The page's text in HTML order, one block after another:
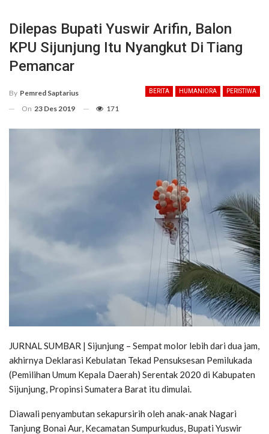
Dilepas Bupati Yuswir Arifin, Balon
KPU Sijunjung Itu Nyangkut Di Tiang
Pemancar
BERITA HUMANIORA PERISTIWA
By Pemred Saptarius
On 23 Des 2019 171
JURNAL SUMBAR | Sijunjung – Sempat molor lebih dari dua jam,
akhirnya Deklarasi Kebulatan Tekad Pensuksesan Pemilukada
(Pemilihan Umum Kepala Daerah) Serentak 2020 di Kabupaten
Sijunjung, Propinsi Sumatera Barat itu dimulai.
Diawali penyambutan sekapursirih oleh anak-anak Nagari
Tanjung Bonai Aur, Kecamatan Sumpurkudus, Bupati Yuswir